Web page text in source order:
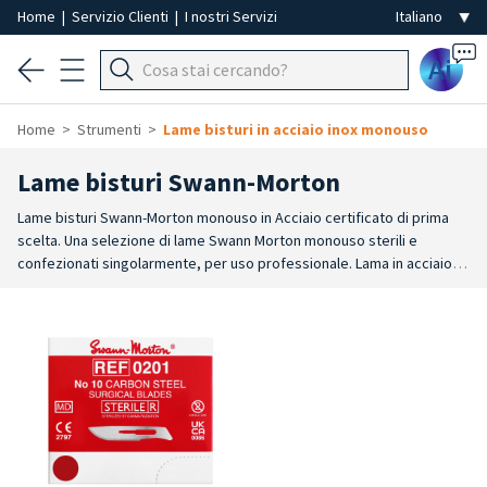
Home | Servizio Clienti | I nostri Servizi
Ai
Home Strumenti Lame bisturi in acciaio inox monouso
Lame bisturi Swann-Morton
Lame bisturi Swann-Morton monouso in Acciaio certificato di prima
scelta. Una selezione di lame Swann Morton monouso sterili e
confezionati singolarmente, per uso professionale. Lama in acciaio di
taglio. Ogni lama Swann Morton è confezionata singolarmente ed è
sterile, garantendo le condizioni igieniche necessarie per l'uso
professionale. Grazie alla qualità dell'acciaio impiegato, queste lame
assicurano un taglio uniforme e rapido, ideale per la rimozione
efficace delle ipercheratosi. Materiale di alta qualità: lame realizzate
in acciaio certificato, che garantisce resistenza alla corrosione e alla